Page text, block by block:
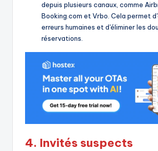
depuis plusieurs canaux, comme
Booking.com et Vrbo. Cela permet
erreurs humaines et d'éliminer les
réservations.
4. Invités suspects